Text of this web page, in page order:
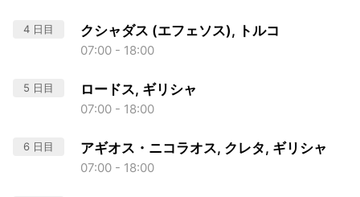
4 日目 クシャダス (エフェソス), トルコ
07:00 - 18:00
5 日目 ロードス, ギリシャ
07:00 - 18:00
6 日目 アギオス・ニコラオス, クレタ, ギリシャ
07:00 - 18:00